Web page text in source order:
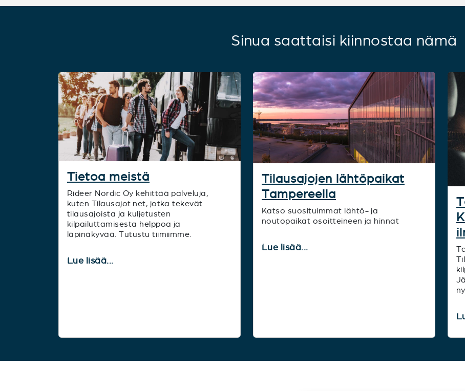
Sinua saattaisi kiinnostaa nämä
Tietoa meistä
Rideer Nordic Oy kehittää palveluja,
kuten Tilausajot.net, jotka tekevät
tilausajoista ja kuljetusten
kilpailuttamisesta helppoa ja
läpinäkyvää. Tutustu tiimiimme.
Lue lisää...
Tilausajojen lähtöpaikat
Tampereella
Katso suosituimmat lähtö- ja
noutopaikat osoitteineen ja hinnat
Lue lisää...